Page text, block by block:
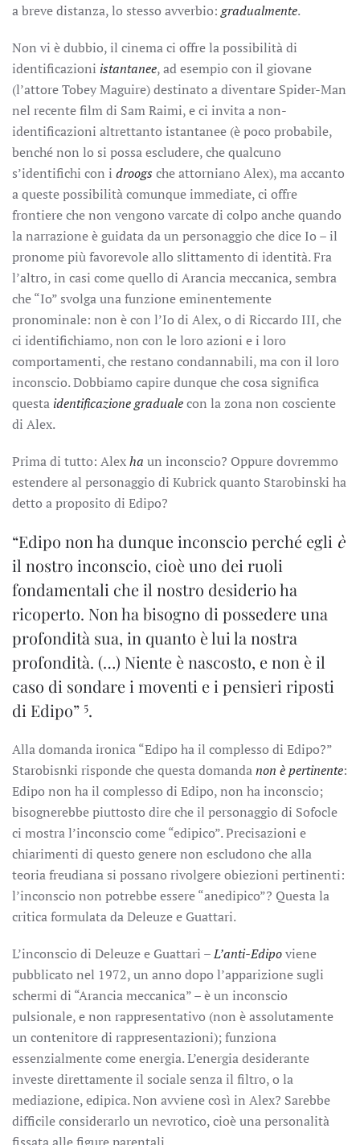
a breve distanza, lo stesso avverbio: gradualmente.
Non vi è dubbio, il cinema ci offre la possibilità di
identificazioni istantanee, ad esempio con il giovane
(l’attore Tobey Maguire) destinato a diventare Spider-Man
nel recente film di Sam Raimi, e ci invita a non-
identificazioni altrettanto istantanee (è poco probabile,
benché non lo si possa escludere, che qualcuno
s’identifichi con i droogs che attorniano Alex), ma accanto
a queste possibilità comunque immediate, ci offre
frontiere che non vengono varcate di colpo anche quando
la narrazione è guidata da un personaggio che dice Io – il
pronome più favorevole allo slittamento di identità. Fra
l’altro, in casi come quello di Arancia meccanica, sembra
che “Io” svolga una funzione eminentemente
pronominale: non è con l’Io di Alex, o di Riccardo III, che
ci identifichiamo, non con le loro azioni e i loro
comportamenti, che restano condannabili, ma con il loro
inconscio. Dobbiamo capire dunque che cosa significa
questa identificazione gradualecon la zona non cosciente
di Alex.
Prima di tutto: Alexha un inconscio? Oppure dovremmo
estendere al personaggio di Kubrick quanto Starobinski ha
detto a proposito di Edipo?
“Edipo non ha dunque inconscio perché egli è
il nostro inconscio, cioè uno dei ruoli
fondamentali che il nostro desiderio ha
ricoperto. Non ha bisogno di possedere una
profondità sua, in quanto è lui la nostra
profondità. (…) Niente è nascosto, e non è il
caso di sondare i moventi e i pensieri riposti
di Edipo” 5.
Alla domanda ironica “Edipo ha il complesso di Edipo?”
Starobisnki risponde che questa domandanon è pertinente:
Edipo non ha il complesso di Edipo, non ha inconscio;
bisognerebbe piuttosto dire che il personaggio di Sofocle
ci mostra l’inconscio come “edipico”. Precisazioni e
chiarimenti di questo genere non escludono che alla
teoria freudiana si possano rivolgere obiezioni pertinenti:
l’inconscio non potrebbe essere “anedipico”? Questa la
critica formulata da Deleuze e Guattari.
L’inconscio di Deleuze e Guattari –L’anti-Edipoviene
pubblicato nel 1972, un anno dopo l’apparizione sugli
schermi di “Arancia meccanica” – è un inconscio
pulsionale, e non rappresentativo (non è assolutamente
un contenitore di rappresentazioni); funziona
essenzialmente come energia. L’energia desiderante
investe direttamente il sociale senza il filtro, o la
mediazione, edipica. Non avviene così in Alex? Sarebbe
difficile considerarlo un nevrotico, cioè una personalità